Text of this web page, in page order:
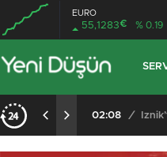
EURO
55,1283€ % 0.19
02:08 /